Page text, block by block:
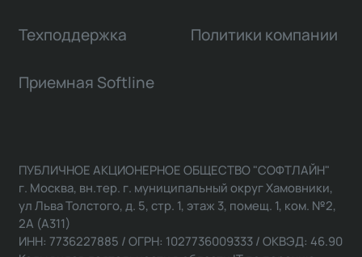
Техподдержка Политики компании
Приемная Softline
ПУБЛИЧНОЕ АКЦИОНЕРНОЕ ОБЩЕСТВО "СОФТЛАЙН"
г. Москва, вн.тер. г. муниципальный округ Хамовники,
ул Льва Толстого, д. 5, стр. 1, этаж 3, помещ. 1, ком. №2,
2А (А311)
ИНН: 7736227885 / ОГРН: 1027736009333 / ОКВЭД: 46.90